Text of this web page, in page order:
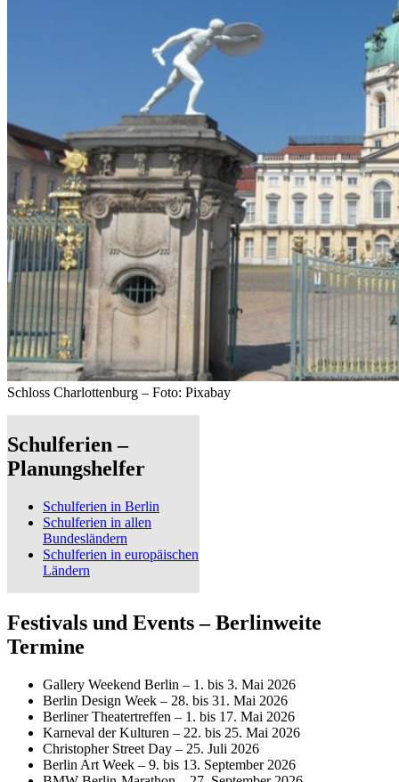
Schloss Charlottenburg – Foto: Pixabay
Schulferien –
Planungshelfer
Schulferien in Berlin
Schulferien in allen
Bundesländern
Schulferien in europäischen
Ländern
Festivals und Events – Berlinweite
Termine
Gallery Weekend Berlin – 1. bis 3. Mai 2026
Berlin Design Week – 28. bis 31. Mai 2026
Berliner Theatertreffen – 1. bis 17. Mai 2026
Karneval der Kulturen – 22. bis 25. Mai 2026
Christopher Street Day – 25. Juli 2026
Berlin Art Week – 9. bis 13. September 2026